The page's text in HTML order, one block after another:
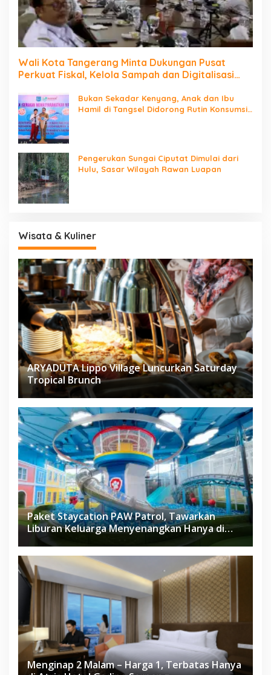
Wali Kota Tangerang Minta Dukungan Pusat
Perkuat Fiskal, Kelola Sampah dan Digitalisasi
Bukan Sekadar Kenyang, Anak dan Ibu
Hamil di Tangsel Didorong Rutin Konsumsi
Pengerukan Sungai Ciputat Dimulai dari
Hulu, Sasar Wilayah Rawan Luapan
Wisata & Kuliner
ARYADUTA Lippo Village Luncurkan Saturday
Tropical Brunch
Paket Staycation PAW Patrol, Tawarkan
Liburan Keluarga Menyenangkan Hanya di
Herloom Hotel BSD
Menginap 2 Malam – Harga 1, Terbatas Hanya